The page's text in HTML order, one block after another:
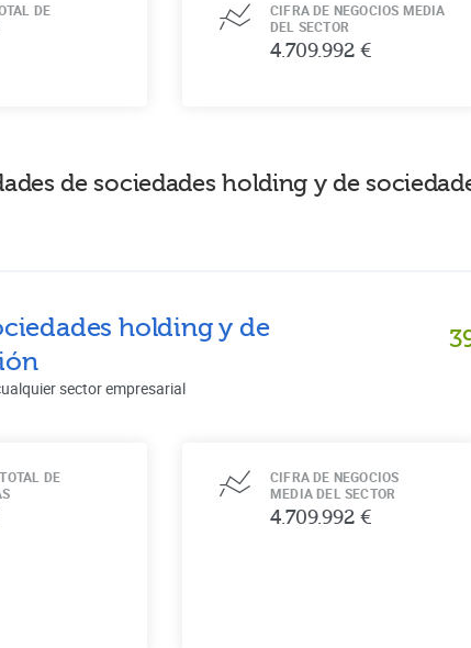
DE
CIFRA DE NEGOCIOS MEDIA
DEL SECTOR
4.709.992 €
de sociedades holding y de
holding y de
sector empresarial
DE
CIFRA DE NEGOCIOS
MEDIA DEL SECTOR
4.709.992 €